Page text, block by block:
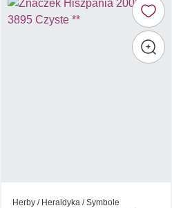
Herby / Heraldyka / Symbole